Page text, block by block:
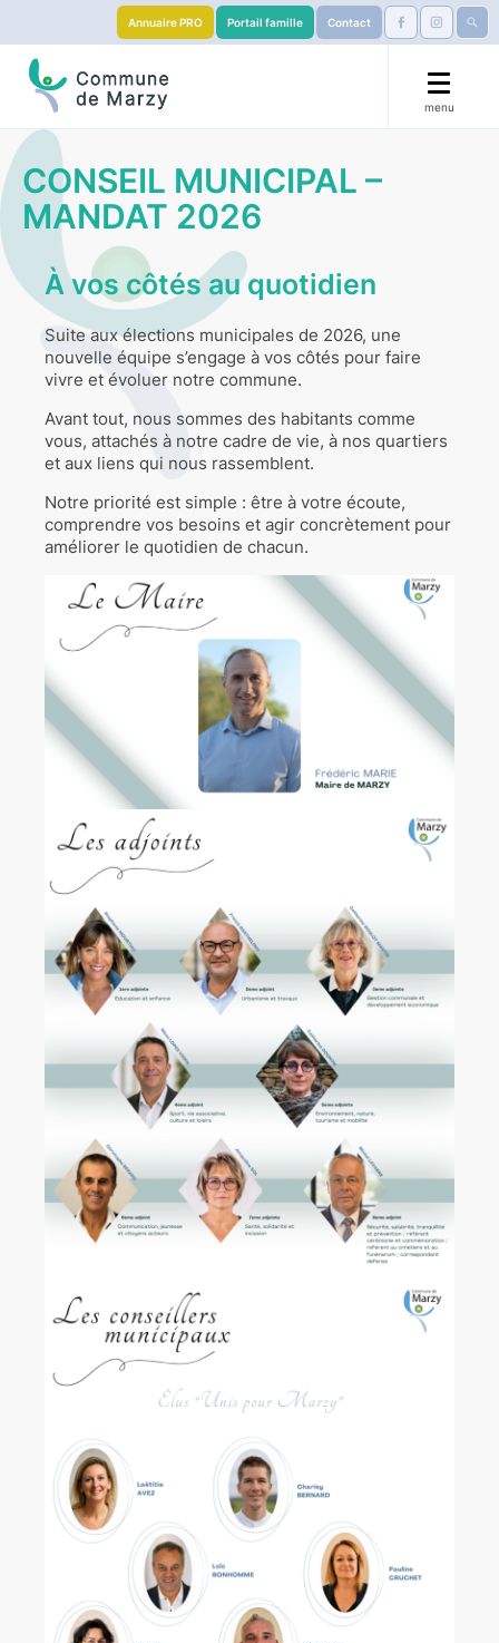
Annuaire PRO Portail famille Contact
Mairie
Démarches
Éducation
S’installer
Services & Culture
Visiter
menu
CONSEIL MUNICIPAL –
MANDAT 2026
À vos côtés au quotidien
Suite aux élections municipales de 2026, une
nouvelle équipe s’engage à vos côtés pour faire
vivre et évoluer notre commune.
Avant tout, nous sommes des habitants comme
vous, attachés à notre cadre de vie, à nos quartiers
et aux liens qui nous rassemblent.
Notre priorité est simple : être à votre écoute,
comprendre vos besoins et agir concrètement pour
améliorer le quotidien de chacun.